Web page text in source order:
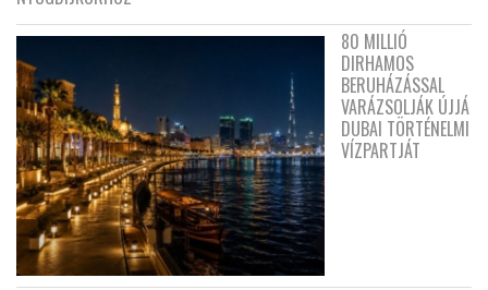
80 MILLIÓ
DIRHAMOS
BERUHÁZÁSSAL
VARÁZSOLJÁK ÚJJÁ
DUBAI TÖRTÉNELMI
VÍZPARTJÁT